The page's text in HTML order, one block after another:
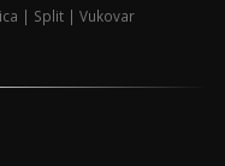
| Split | Vukovar